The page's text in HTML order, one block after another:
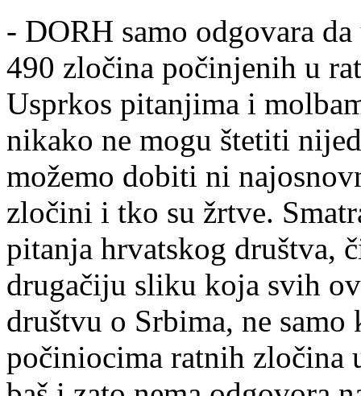
- DORH samo odgovara
490 zločina počinjenih u
Usprkos pitanjima i
nikako ne mogu štetiti
možemo dobiti ni
zločini i tko su žrtve.
pitanja hrvatskog
drugačiju sliku koja svih
društvu o Srbima, ne
počiniocima ratnih zločina